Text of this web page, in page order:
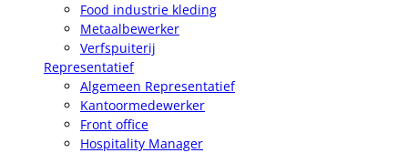
Food industrie kleding
Metaalbewerker
Verfspuiterij
Representatief
Algemeen Representatief
Kantoormedewerker
Front office
Hospitality Manager